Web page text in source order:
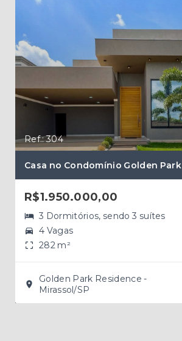
Ref.: 304
Casa no Condomínio Golden Park
R$1.950.000,00
3 Dormitórios, sendo 3 suítes
4 Vagas
282 m²
Golden Park Residence -
Mirassol/SP